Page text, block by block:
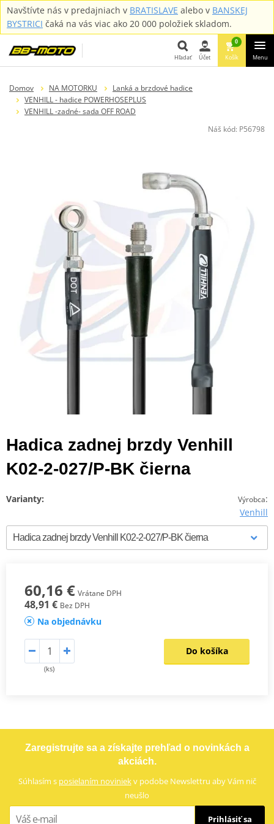
Navštívte nás v predajniach v BRATISLAVE alebo v BANSKEJ
BYSTRICI čaká na vás viac ako 20 000 položiek skladom.
Hľadať Účet
0
Košík Menu
Domov NA MOTORKU
Lanká a brzdové hadice
VENHILL - hadice POWERHOSEPLUS
VENHILL -zadné- sada OFF ROAD
Náš kód: P56798
Hadica zadnej brzdy Venhill
K02-2-027/P-BK čierna
Výrobca:
Venhill
Varianty:
60,16 € Vrátane DPH
48,91 € Bez DPH
Na objednávku
(ks)
Do košíka
Zaregistrujte sa a získajte prehľad o novinkách a
akciách.
Súhlasím s posielaním noviniekv podobe Newslettru aby Vám nič
neušlo
Prihlásiť sa